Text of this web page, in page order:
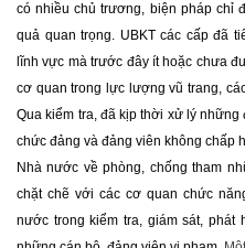
có nhiều chủ trương, biện pháp chỉ
quả quan trọng. UBKT các cấp đã
lĩnh vực mà trước đây ít hoặc chưa
cơ quan trong lực lượng vũ trang,
Qua kiểm tra, đã kịp thời xử lý
chức đảng và đảng viên không chấp
Nhà nước về phòng, chống tham
chặt chẽ với các cơ quan chức
nước trong kiểm tra, giám sát,